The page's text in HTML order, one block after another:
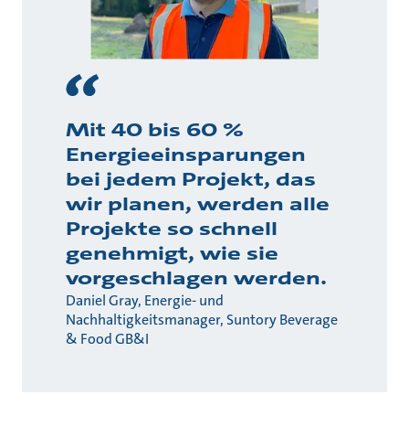
Mit 40 bis 60 %
Energieeinsparungen
bei jedem Projekt, das
wir planen, werden alle
Projekte so schnell
genehmigt, wie sie
vorgeschlagen werden.
Daniel Gray, Energie- und
Nachhaltigkeitsmanager, Suntory Beverage
& Food GB&I